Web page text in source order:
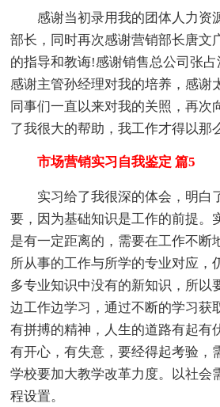
感谢当初录用我的团体人力资
部长，同时再次感谢营销部长唐文
的指导和教诲!感谢销售总公司张占
感谢主管孙经理对我的培养，感谢
同事们一直以来对我的关照，再次
了我很大的帮助，我工作才得以那
市场营销实习自我鉴定 篇5
实习给了我很深的体会，明白
要，因为基础知识是工作的前提。
是有一定距离的，需要在工作不断
所从事的工作与所学的专业对应，
多专业知识中没有的新知识，所以
边工作边学习，通过不断的学习获
有拼搏的精神，人生的道路有起有
有开心，有失意，要经得起考验，
学校要加大教学改革力度。以社会
程设置。